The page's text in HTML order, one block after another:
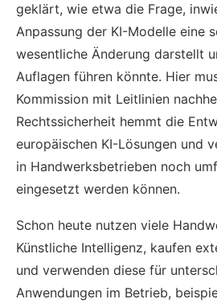
geklärt, wie etwa die Frage,
Anpassung der KI-Modelle eine
wesentliche Änderung darstellt
Auflagen führen könnte. Hier
Kommission mit Leitlinien
Rechtssicherheit hemmt die
europäischen KI-Lösungen und
in Handwerksbetrieben noch
eingesetzt werden können.
Schon heute nutzen viele
Künstliche Intelligenz, kaufen
und verwenden diese für
Anwendungen im Betrieb,